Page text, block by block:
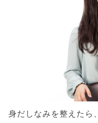
身だしなみを整えたら